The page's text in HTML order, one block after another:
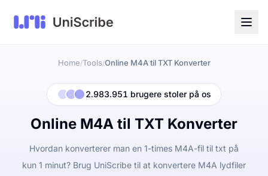
Home/Tools/Online M4A til TXT Konverter
2.983.951 brugere stoler på os
Online M4A til TXT Konverter
Hvordan konverterer man en 1-times M4A-fil til txt på
kun 1 minut? Brug UniScribe til at konvertere M4A lydfiler